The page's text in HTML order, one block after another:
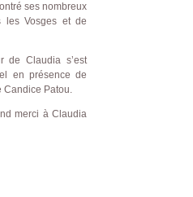
ses nombreux
les Vosges et de
de Claudia s’est
en présence de
Candice Patou.
merci à Claudia